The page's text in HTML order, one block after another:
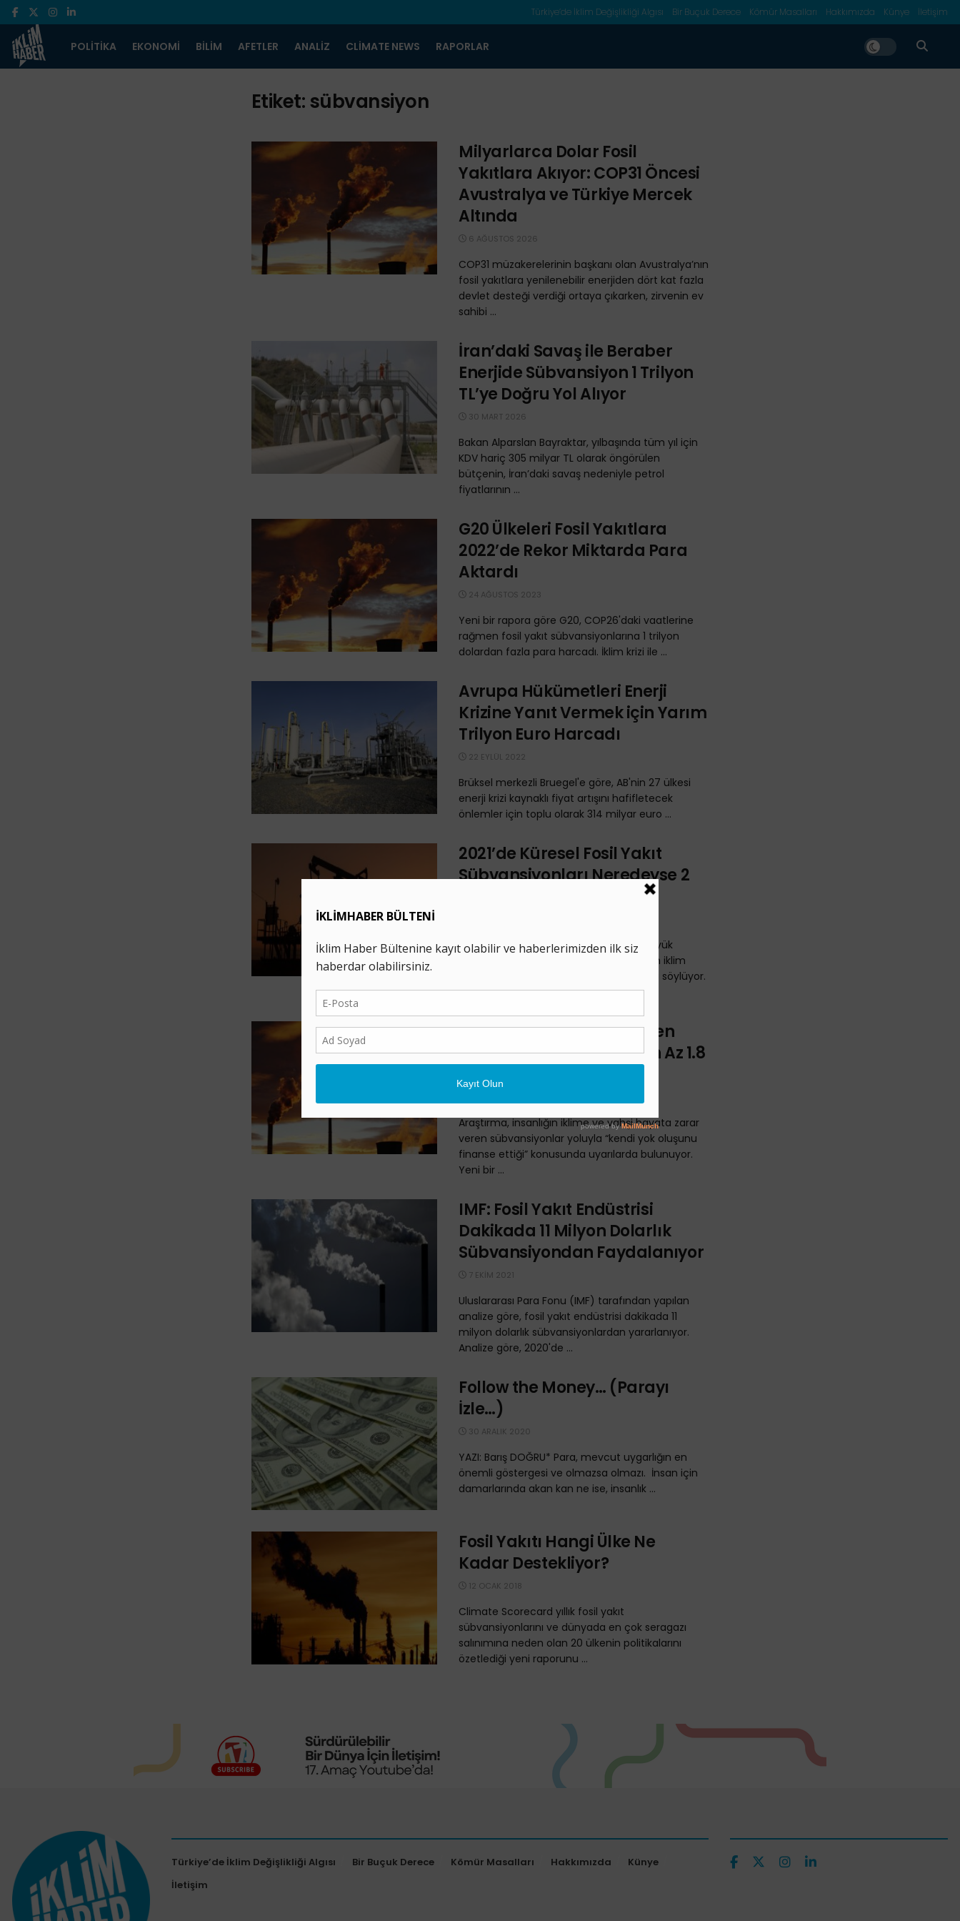
Türkiye’de İklim Değişlikliği Algısı Bir Buçuk Derece Kömür Masalları Hakkımızda Künye İletişim
POLITIKA EKONOMI BILIM AFETLER ANALIZ CLIMATE NEWS RAPORLAR
Etiket:sübvansiyon
Milyarlarca Dolar Fosil
Yakıtlara Akıyor: COP31 Öncesi
Avustralya ve Türkiye Mercek
Altında
6 AĞUSTOS 2026
COP31 müzakerelerinin başkanı olan Avustralya’nın
fosil yakıtlara yenilenebilir enerjiden dört kat fazla
devlet desteği verdiği ortaya çıkarken, zirvenin ev
sahibi ...
İran’daki Savaş ile Beraber
Enerjide Sübvansiyon 1 Trilyon
TL’ye Doğru Yol Alıyor
30 MART 2026
Bakan Alparslan Bayraktar, yılbaşında tüm yıl için
KDV hariç 305 milyar TL olarak öngörülen
bütçenin, İran’daki savaş nedeniyle petrol
fiyatlarının ...
G20 Ülkeleri Fosil Yakıtlara
2022’de Rekor Miktarda Para
Aktardı
24 AĞUSTOS 2023
Yeni bir rapora göre G20, COP26'daki vaatlerine
rağmen fosil yakıt sübvansiyonlarına 1 trilyon
dolardan fazla para harcadı. İklim krizi ile ...
Avrupa Hükümetleri Enerji
Krizine Yanıt Vermek için Yarım
Trilyon Euro Harcadı
22 EYLÜL 2022
Brüksel merkezli Bruegel'e göre, AB'nin 27 ülkesi
enerji krizi kaynaklı fiyat artışını hafifletecek
önlemler için toplu olarak 314 milyar euro ...
2021’de Küresel Fosil Yakıt
Sübvansiyonları Neredeyse 2
Uluslararası Enerji Ajansı, endüstrideki büyük
kârların ortasında, fosil yakıtlara desteğin iklim
kriziyle mücadele için “barikat” olduğunu söylüyor.
Fosil yakıtlar için ...
Dünya Doğaya Zarar Veren
Sübvansiyonlara Yılda En Az 1.8
Trilyon Dolar Ayırıyor
Araştırma, insanlığın iklime ve vahşi hayata zarar
veren sübvansiyonlar yoluyla “kendi yok oluşunu
finanse ettiği” konusunda uyarılarda bulunuyor.
Yeni bir ...
IMF: Fosil Yakıt Endüstrisi
Dakikada 11 Milyon Dolarlık
Sübvansiyondan Faydalanıyor
7 EKIM 2021
Uluslararası Para Fonu (IMF) tarafından yapılan
analize göre, fosil yakıt endüstrisi dakikada 11
milyon dolarlık sübvansiyonlardan yararlanıyor.
Analize göre, 2020'de ...
Follow the Money… (Parayı
İzle…)
30 ARALIK 2020
YAZI: Barış DOĞRU* Para, mevcut uygarlığın en
önemli göstergesi ve olmazsa olmazı. İnsan için
damarlarında akan kan ne ise, insanlık ...
Fosil Yakıtı Hangi Ülke Ne
Kadar Destekliyor?
12 OCAK 2018
Climate Scorecard yıllık fosil yakıt
sübvansiyonlarını ve dünyada en çok seragazı
salınımına neden olan 20 ülkenin politikalarını
özetlediği yeni raporunu ...
Türkiye’de İklim Değişlikliği Algısı Bir Buçuk Derece Kömür Masalları Hakkımızda
Künye
İletişim